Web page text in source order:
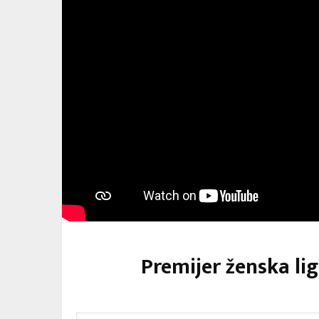
Premijer ženska